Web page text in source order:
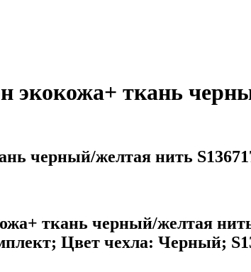
экокожа+ ткань
черный/желтая нить
ткань черный/желтая
Цвет чехла: Черный;